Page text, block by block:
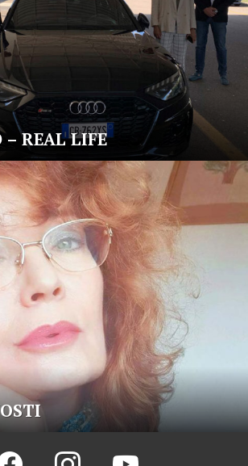
– REAL LIFE
facebook instagram youtube